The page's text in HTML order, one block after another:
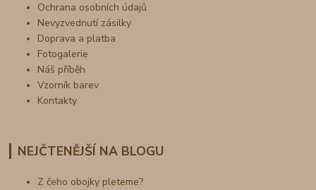
Ochrana osobních údajů
Nevyzvednutí zásilky
Doprava a platba
Fotogalerie
Náš příběh
Vzorník barev
Kontakty
NEJČTENĚJŠÍ NA BLOGU
Z čeho obojky pleteme?